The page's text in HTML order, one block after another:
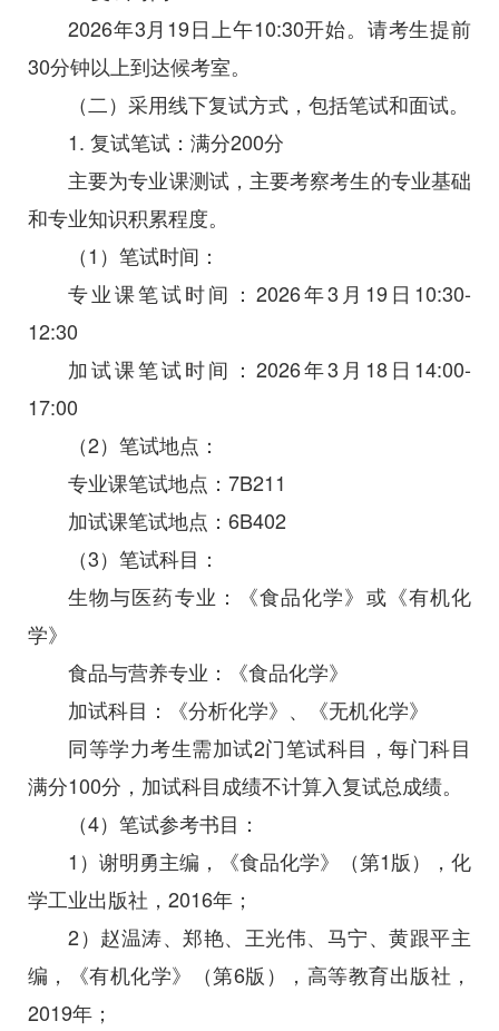
2026年3月19日上午10:30开始。请考生提前
30分钟以上到达候考室。
（二）采用线下复试方式，包括笔试和面试。
1. 复试笔试：满分200分
主要为专业课测试，主要考察考生的专业基础
和专业知识积累程度。
（1）笔试时间：
专业课笔试时间：2026年3月19日10:30-
12:30
加试课笔试时间：2026年3月18日14:00-
17:00
（2）笔试地点：
专业课笔试地点：7B211
加试课笔试地点：6B402
（3）笔试科目：
生物与医药专业：《食品化学》或《有机化
学》
食品与营养专业：《食品化学》
加试科目：《分析化学》、《无机化学》
同等学力考生需加试2门笔试科目，每门科目
满分100分，加试科目成绩不计算入复试总成绩。
（4）笔试参考书目：
1）谢明勇主编，《食品化学》（第1版），化
学工业出版社，2016年；
2）赵温涛、郑艳、王光伟、马宁、黄跟平主
编，《有机化学》（第6版），高等教育出版社，
2019年；